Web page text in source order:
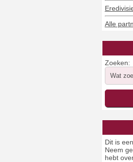
Alle
Zoeken:
Dit is
Neem
hebt